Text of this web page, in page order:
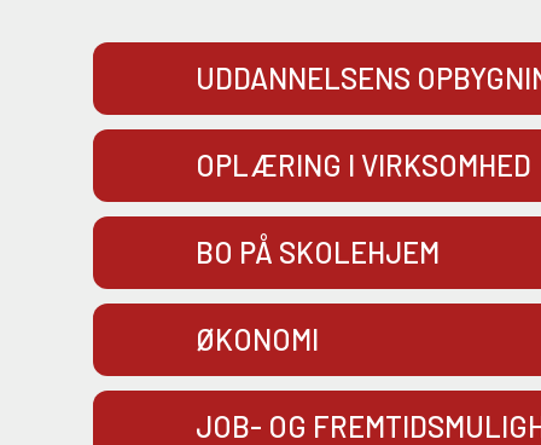
UDDANNELSENS
OPLÆRING I VIRKSOMHED
BO PÅ SKOLEHJEM
ØKONOMI
JOB- OG